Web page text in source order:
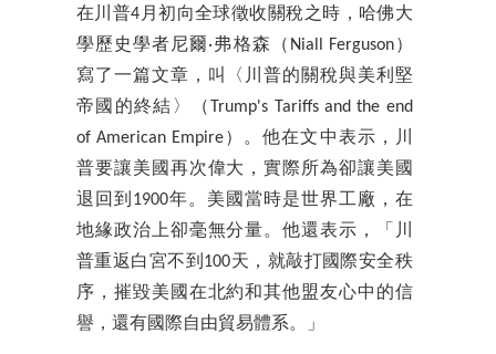
在川普4月初向全球徵收關稅之時，哈佛大
學歷史學者尼爾·弗格森（Niall Ferguson）
寫了一篇文章，叫〈川普的關稅與美利堅
帝國的終結〉（Trump's Tariffs and the end
of American Empire）。他在文中表示，川
普要讓美國再次偉大，實際所為卻讓美國
退回到1900年。美國當時是世界工廠，在
地緣政治上卻毫無分量。他還表示，「川
普重返白宮不到100天，就敲打國際安全秩
序，摧毀美國在北約和其他盟友心中的信
譽，還有國際自由貿易體系。」